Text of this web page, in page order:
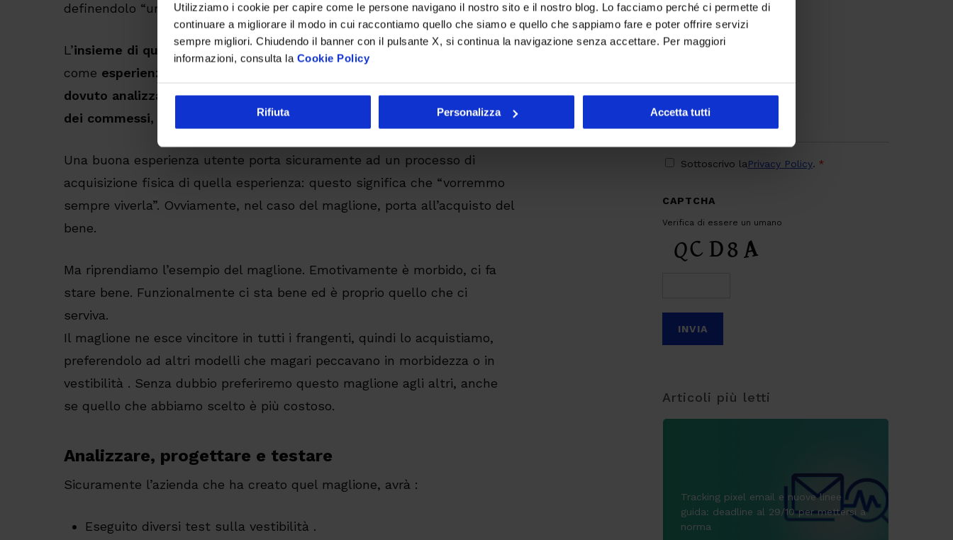
Utilizziamo i cookie per capire come le persone navigano il nostro sito e il nostro blog. Lo facciamo perché ci permette di
continuare a migliorare il modo in cui raccontiamo quello che siamo e quello che sappiamo fare e poter offrire servizi
sempre migliori. Chiudendo il banner con il pulsante X, si continua la navigazione senza accettare. Per maggiori
informazioni, consulta la Cookie Policy
Rifiuta Personalizza Accetta tutti
definendolo “un meccanismo periferico del nostro sistema nervoso”.
L’insieme di queste due esperienzepuò essere (semplificando) definito
come esperienza utente (anche se in senso molto più ampio avremmo
dovuto analizzare il negozio, ovvero il contesto d’acquisto, la cortesia
dei commessi, etc etc)
Una buona esperienza utente porta sicuramente ad un processo di
acquisizione fisica di quella esperienza: questo significa che “vorremmo
sempre viverla”. Ovviamente, nel caso del maglione, porta all’acquisto del
bene.
Ma riprendiamo l’esempio del maglione. Emotivamente è morbido, ci fa
stare bene. Funzionalmente ci sta bene ed è proprio quello che ci
serviva.
Il maglione ne esce vincitore in tutti i frangenti, quindi lo acquistiamo,
preferendolo ad altri modelli che magari peccavano in morbidezza o in
vestibilità . Senza dubbio preferiremo questo maglione agli altri, anche
se quello che abbiamo scelto è più costoso.
Analizzare, progettare e testare
Sicuramente l’azienda che ha creato quel maglione, avrà :
Eseguito diversi test sulla vestibilità .
Digital Transformation
AI
Sostenibilità
PRIVACY
Sottoscrivo laPrivacy Policy. *
CAPTCHA
Verifica di essere un umano
Articoli più letti
Tracking pixel email e nuove linee
guida: deadline al 29/10 per mettersi a
norma